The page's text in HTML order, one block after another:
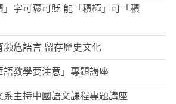
」字可褒可貶 能「積極」可「積
瀕危語言 留存歷史文化
語教學要注意」專題講座
系主持中國語文課程專題講座